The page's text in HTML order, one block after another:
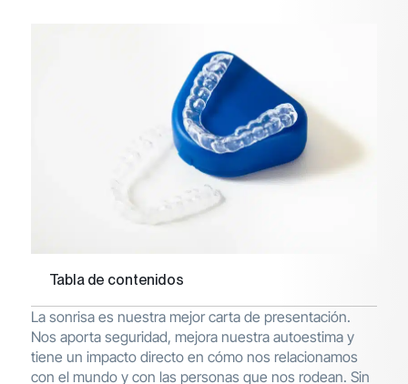
Tabla de contenidos
La sonrisa es nuestra mejor carta de presentación.
Nos aporta seguridad, mejora nuestra autoestima y
tiene un impacto directo en cómo nos relacionamos
con el mundo y con las personas que nos rodean. Sin